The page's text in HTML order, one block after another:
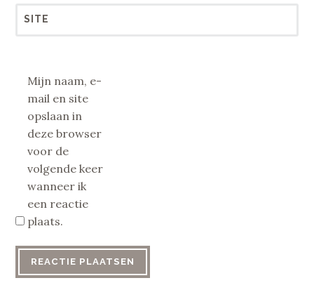
SITE
Mijn naam, e-
mail en site
opslaan in
deze browser
voor de
volgende keer
wanneer ik
een reactie
plaats.